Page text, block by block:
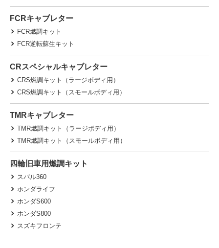
FCRキャブレター
FCR燃調キット
FCR逆転蘇生キット
CRスペシャルキャブレター
CRS燃調キット（ラージボディ用）
CRS燃調キット（スモールボディ用）
TMRキャブレター
TMR燃調キット（ラージボディ用）
TMR燃調キット（スモールボディ用）
四輪旧車用燃調キット
スバル360
ホンダライフ
ホンダS600
ホンダS800
スズキフロンテ